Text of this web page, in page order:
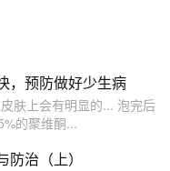
，预防做好少生病
肤上会有明显的... 泡完后
的聚维酮...
治（上）